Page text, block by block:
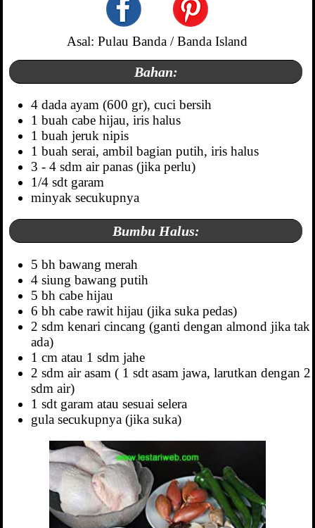
Asal: Pulau Banda / Banda Island
Bahan:
4 dada ayam (600 gr), cuci bersih
1 buah cabe hijau, iris halus
1 buah jeruk nipis
1 buah serai, ambil bagian putih, iris halus
3 - 4 sdm air panas (jika perlu)
1/4 sdt garam
minyak secukupnya
Bumbu Halus:
5 bh bawang merah
4 siung bawang putih
5 bh cabe hijau
6 bh cabe rawit hijau (jika suka pedas)
2 sdm kenari cincang (ganti dengan almond jika tak
ada)
1 cm atau 1 sdm jahe
2 sdm air asam ( 1 sdt asam jawa, larutkan dengan 2
sdm air)
1 sdt garam atau sesuai selera
gula secukupnya (jika suka)